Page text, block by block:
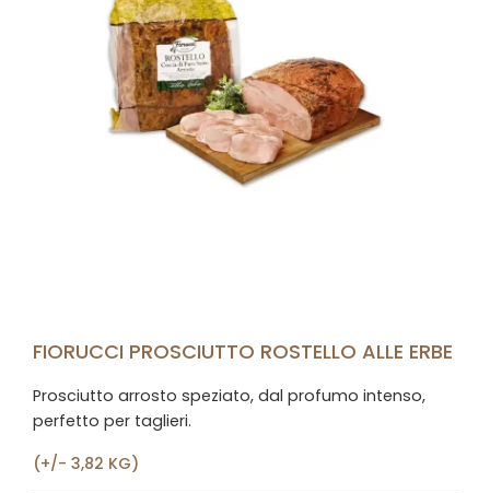
FIORUCCI PROSCIUTTO ROSTELLO ALLE ERBE
Prosciutto arrosto speziato, dal profumo intenso,
perfetto per taglieri.
(+/- 3,82 KG)